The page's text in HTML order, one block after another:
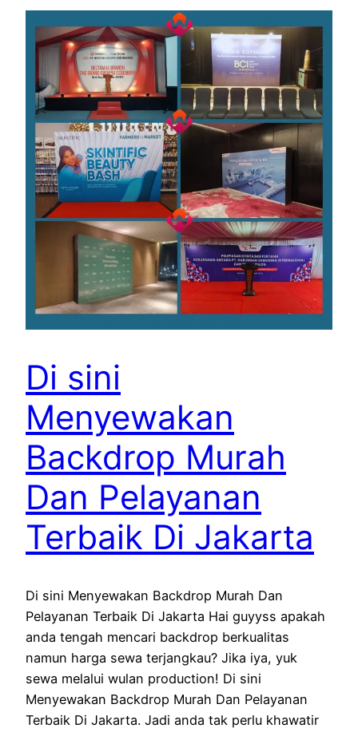
Di sini
Menyewakan
Backdrop Murah
Dan Pelayanan
Terbaik Di Jakarta
Di sini Menyewakan Backdrop Murah Dan
Pelayanan Terbaik Di Jakarta Hai guyyss apakah
anda tengah mencari backdrop berkualitas
namun harga sewa terjangkau? Jika iya, yuk
sewa melalui wulan production! Di sini
Menyewakan Backdrop Murah Dan Pelayanan
Terbaik Di Jakarta. Jadi anda tak perlu khawatir